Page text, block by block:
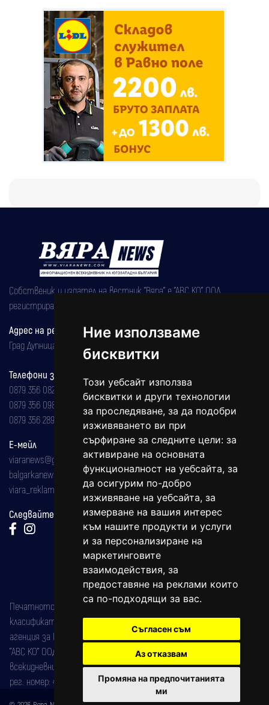
Ние използваме
бисквитки
Този уебсайт използва
бисквитки и други технологии
за проследяване, за да подобри
изживяването ви при
сърфиране за следните цели: за
активиране на основната
функционалност на уебсайта, за
да осигурим по-добро
изживяване на уебсайта, за
измерване на вашия интерес
към нашите продукти и услуги
и за персонализиране на
маркетинговите
взаимодействия, за
предоставяне на реклами които
са по-подходящи за вас.
Съгласен съм
Аз отказвам
Промяна на предпочитанията
ми
Собственик и издател на вестник "Вяра" е "АВС КО" ООД,
регистрирана на 08.05.2002 година.
Адрес на редакцията
Град Дупница, ул.''Христо Ботев" 43
Телефони за реклама и абонаменти
0879 356 082
0879 356 098
0879 356 289
Е-мейл
viaranews@gmail.com
balgarkanews@gmail.com
viara_reklama@mail.bg
Следвайте ни:
Печатното издание на вестника е регистрирано в националния
класификатор на печатните издания (Българска национална
агенция за ISSN) под номер: ISSN 1312-4722.
"АВС КО" ООД е притежател на марката: Вяра информационен
всекидневник на югозападна България, със свидетелство за марка
рег. номер: 47857/11.05.2004 година.